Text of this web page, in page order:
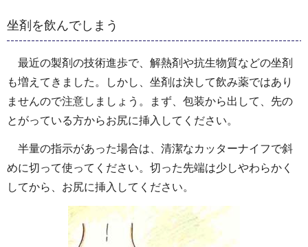
坐剤を飲んでしまう
最近の製剤の技術進歩で、解熱剤や抗生物質などの坐剤
も増えてきました。しかし、坐剤は決して飲み薬ではあり
ませんので注意しましょう。まず、包装から出して、先の
とがっている方からお尻に挿入してください。
半量の指示があった場合は、清潔なカッターナイフで斜
めに切って使ってください。切った先端は少しやわらかく
してから、お尻に挿入してください。